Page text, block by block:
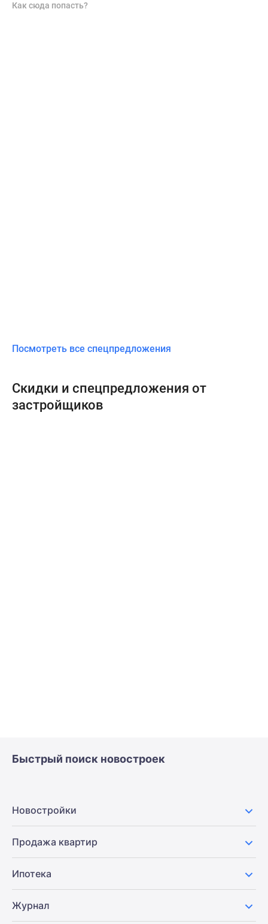
Как сюда попасть?
Посмотреть все спецпредложения
Скидки и спецпредложения от
застройщиков
Быстрый поиск новостроек
Новостройки
Продажа квартир
Ипотека
Журнал